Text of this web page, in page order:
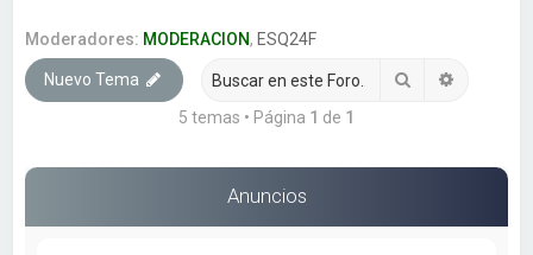
Moderadores: MODERACION, ESQ24F
Nuevo Tema Buscar
5 temas • Página 1 de 1
Anuncios